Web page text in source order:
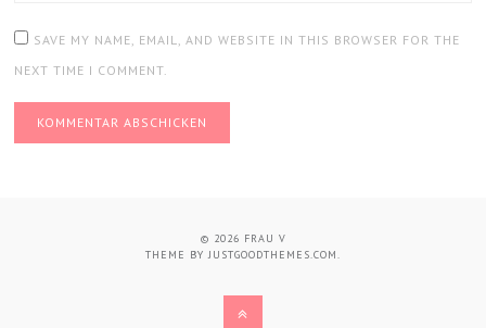
SAVE MY NAME, EMAIL, AND WEBSITE IN THIS BROWSER FOR THE
NEXT TIME I COMMENT.
© 2026 FRAU V
THEME BYJUSTGOODTHEMES.COM.